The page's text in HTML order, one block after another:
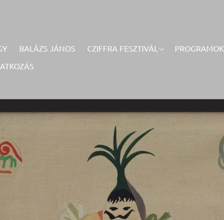
BALÁZS JÁNOS CZIFFRA FESZTIVÁL PROGRAMOK